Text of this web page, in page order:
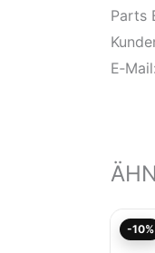
Parts
E‑Mail:
-10%